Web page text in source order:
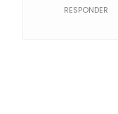
RESPONDER